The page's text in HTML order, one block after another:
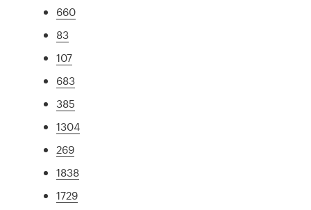
660
83
107
683
385
1304
269
1838
1729